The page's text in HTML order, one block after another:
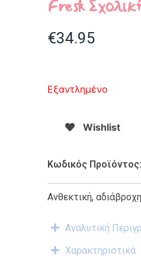
Fresk
€34.95
Εξαντλημένο
Wishlist
Κωδικός
Ανθεκτική,
Αναλυτική
Χαρακτηριστικά